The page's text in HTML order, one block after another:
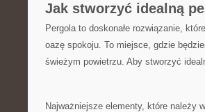
Jak stworzyć idealną
Pergola to doskonałe rozwiązanie,
oazę spokoju. To miejsce, ‍gdzie‍
świeżym powietrzu. Aby stworzyć
Najważniejsze elementy, które należy